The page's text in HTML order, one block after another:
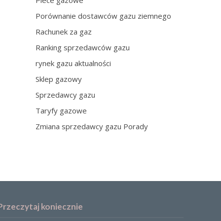
Porównanie dostawców gazu ziemnego
Rachunek za gaz
Ranking sprzedawców gazu
rynek gazu aktualności
Sklep gazowy
Sprzedawcy gazu
Taryfy gazowe
Zmiana sprzedawcy gazu Porady
koniecznie